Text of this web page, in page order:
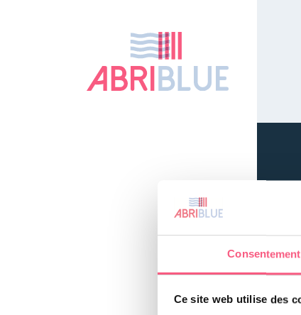
Consentement
Ce site web utilise des